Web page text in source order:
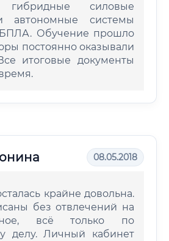
гибридные силовые
автономные системы
Обучение прошло
постоянно оказывали
итоговые документы
08.05.2018
крайне довольна.
без отвлечений на
всё только по
делу. Личный кабинет